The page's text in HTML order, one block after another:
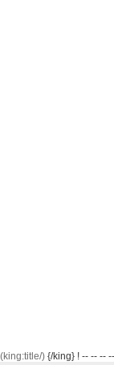
(king:title/) {/king} ! -- -- --